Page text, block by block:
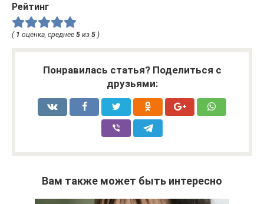
Рейтинг
( 1 оценка, среднее 5 из 5 )
Понравилась статья? Поделиться с
друзьями:
Вам также может быть интересно